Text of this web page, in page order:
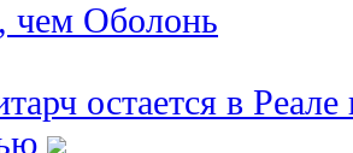
чем Оболонь
остается в